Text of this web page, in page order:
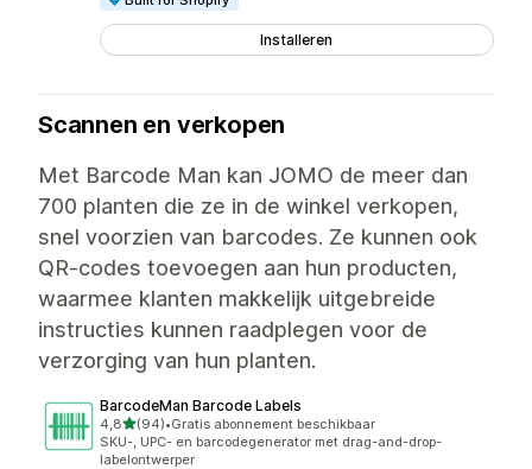
Installeren
Scannen en verkopen
Met Barcode Man kan JOMO de meer dan
700 planten die ze in de winkel verkopen,
snel voorzien van barcodes. Ze kunnen ook
QR-codes toevoegen aan hun producten,
waarmee klanten makkelijk uitgebreide
instructies kunnen raadplegen voor de
verzorging van hun planten.
BarcodeMan Barcode Labels
4,8van 5 sterren
(94)
94 recensies in totaal
•Gratis abonnement beschikbaar
SKU-, UPC- en barcodegenerator met drag-and-drop-
labelontwerper